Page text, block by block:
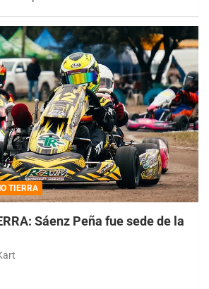
TIERRA
Sáenz Peña fue sede de la